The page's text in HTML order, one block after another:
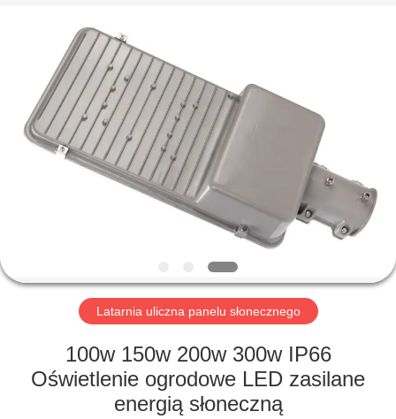
DOM
PRODUKTY
WYCIECZKA
FABRYCE
KONTROLA
Reserved.
Latarnia uliczna panelu słonecznego
100w 150w 200w 300w IP66
Oświetlenie ogrodowe LED zasilane
energią słoneczną